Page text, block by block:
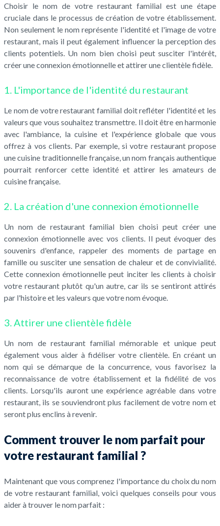
Choisir le nom de votre restaurant familial est une étape
cruciale dans le processus de création de votre établissement.
Non seulement le nom représente l'identité et l'image de votre
restaurant, mais il peut également influencer la perception des
clients potentiels. Un nom bien choisi peut susciter l'intérêt,
créer une connexion émotionnelle et attirer une clientèle fidèle.
1. L'importance de l'identité du restaurant
Le nom de votre restaurant familial doit refléter l'identité et les
valeurs que vous souhaitez transmettre. Il doit être en harmonie
avec l'ambiance, la cuisine et l'expérience globale que vous
offrez à vos clients. Par exemple, si votre restaurant propose
une cuisine traditionnelle française, un nom français authentique
pourrait renforcer cette identité et attirer les amateurs de
cuisine française.
2. La création d'une connexion émotionnelle
Un nom de restaurant familial bien choisi peut créer une
connexion émotionnelle avec vos clients. Il peut évoquer des
souvenirs d'enfance, rappeler des moments de partage en
famille ou susciter une sensation de chaleur et de convivialité.
Cette connexion émotionnelle peut inciter les clients à choisir
votre restaurant plutôt qu'un autre, car ils se sentiront attirés
par l'histoire et les valeurs que votre nom évoque.
3. Attirer une clientèle fidèle
Un nom de restaurant familial mémorable et unique peut
également vous aider à fidéliser votre clientèle. En créant un
nom qui se démarque de la concurrence, vous favorisez la
reconnaissance de votre établissement et la fidélité de vos
clients. Lorsqu'ils auront une expérience agréable dans votre
restaurant, ils se souviendront plus facilement de votre nom et
seront plus enclins à revenir.
Comment trouver le nom parfait pour
votre restaurant familial ?
Maintenant que vous comprenez l'importance du choix du nom
de votre restaurant familial, voici quelques conseils pour vous
aider à trouver le nom parfait :